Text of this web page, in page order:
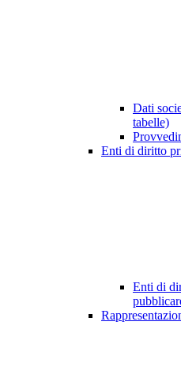
Dati
tabelle)
Enti di diritto
Enti di